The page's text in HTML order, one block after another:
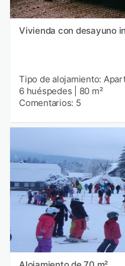
Vivienda con desayuno
Tipo de alojamiento:
6 huéspedes
80 m²
Comentarios: 5